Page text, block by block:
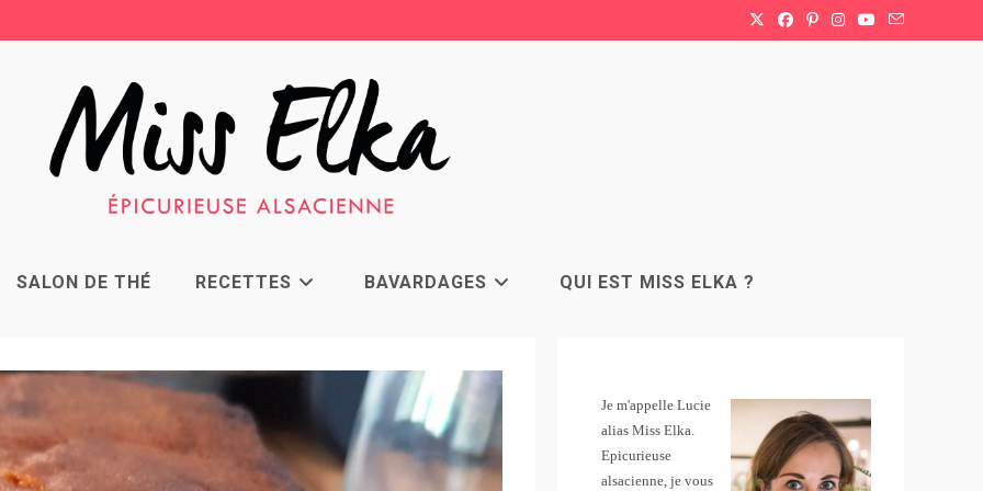
SALON DE THÉ RECETTES BAVARDAGES QUI EST MISS ELKA ?
Je m'appelle Lucie
alias Miss Elka.
Epicurieuse
alsacienne, je vous